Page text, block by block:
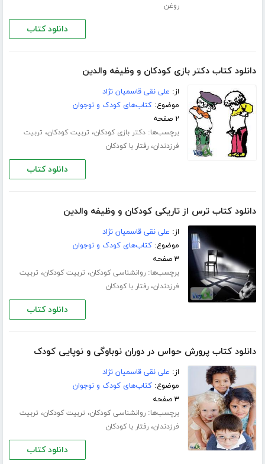
روغن
دانلود کتاب
دانلود کتاب دکتر بازی کودکان و وظیفه والدین
از: علی نقی قاسمیان نژاد
موضوع:کتاب‌های کودک و نوجوان
۲ صفحه
برچسب‌ها:دکتر بازی کودکان، تربیت کودکان، تربیت
فرزدندان،رفتار با کودکان
دانلود کتاب
دانلود کتاب ترس از تاریکی کودکان و وظیفه والدین
از: علی نقی قاسمیان نژاد
موضوع:کتاب‌های کودک و نوجوان
۳ صفحه
برچسب‌ها:روانشناسی کودکان، تربیت کودکان، تربیت
فرزدندان،رفتار با کودکان
دانلود کتاب
دانلود کتاب پرورش حواس در دوران نوباوگی و نوپایی کودک
از: علی نقی قاسمیان نژاد
موضوع:کتاب‌های کودک و نوجوان
۳ صفحه
برچسب‌ها:روانشناسی کودکان، تربیت کودکان، تربیت
فرزدندان،رفتار با کودکان
دانلود کتاب